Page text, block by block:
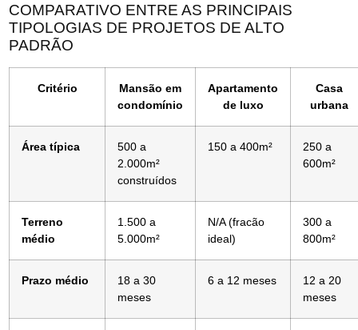
COMPARATIVO ENTRE AS PRINCIPAIS
TIPOLOGIAS DE PROJETOS DE ALTO
PADRÃO
Critério
Mansão em
condomínio
Apartamento
de luxo
Casa
urbana
Área típica
500 a
2.000m²
construídos
150 a 400m²
250 a
600m²
Terreno
médio
1.500 a
5.000m²
N/A (fracão
ideal)
300 a
800m²
Prazo médio
18 a 30
meses
6 a 12 meses
12 a 20
meses